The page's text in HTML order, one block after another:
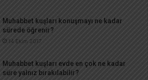
Muhabbet kuşları konuşmayı ne kadar
sürede öğrenir?
14 Ekim 2017
Muhabbet kuşları evde en çok ne kadar
süre yalnız bırakılabilir?